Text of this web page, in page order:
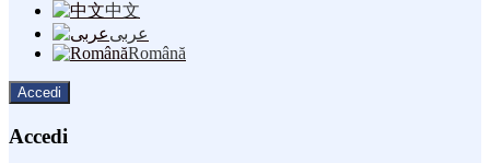
中文
عربى
Română
Accedi
Accedi